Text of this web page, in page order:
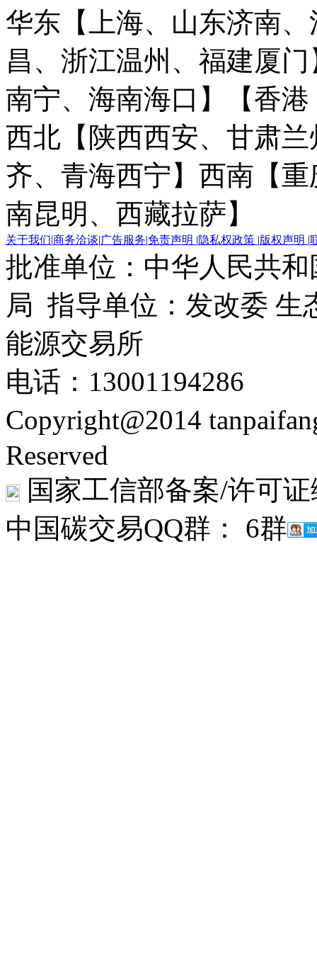
华东【上海、山东济南
昌、浙江温州、福建厦门
南宁、海南海口】
【香
西北【陕西西安、甘肃
齐、青海西宁】 西南【
南昆明、西藏拉萨】
关于我们|商务洽谈|广告服务|免责声明 |隐私权政策 |版权声明 |
批准单位：中华人民共
局 指导单位：发改委 生
能源交易所
电话：13001194286
Copyright@2014
Reserved
国家工信部备案/许可
中国碳交易QQ群： 6群